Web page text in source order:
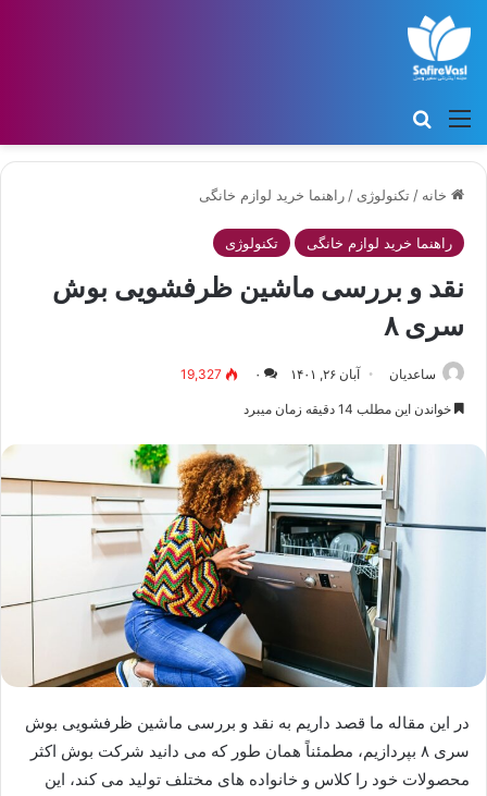
منو
خانه / تکنولوژی / راهنما خرید لوازم خانگی
راهنما خرید لوازم خانگی تکنولوژی
نقد و بررسی ماشین‌ ظرفشویی بوش
سری ۸
ساعدیان آبان ۲۶, ۱۴۰۱ ۰ 19,327
خواندن این مطلب 14 دقیقه زمان میبرد
در این مقاله ما قصد داریم به نقد و بررسی ماشین‌ ظرفشویی بوش
سری ۸ بپردازیم، مطمئناً همان طور که می دانید شرکت بوش اکثر
محصولات خود را کلاس و خانواده های مختلف تولید می کند، این